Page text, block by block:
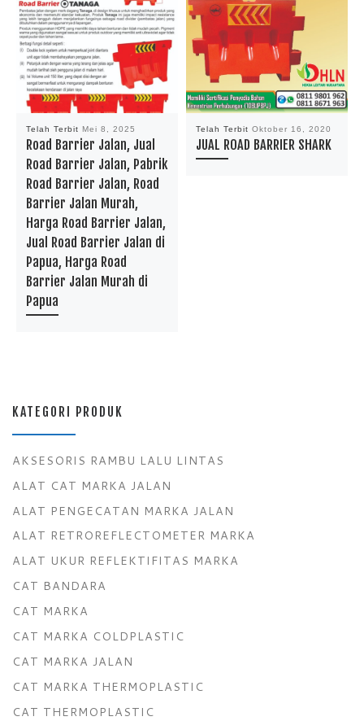
Telah Terbit Mei 8, 2025
Road Barrier Jalan, Jual
Road Barrier Jalan, Pabrik
Road Barrier Jalan, Road
Barrier Jalan Murah,
Harga Road Barrier Jalan,
Jual Road Barrier Jalan di
Papua, Harga Road
Barrier Jalan Murah di
Papua
Telah Terbit Oktober 16, 2020
JUAL ROAD BARRIER SHARK
KATEGORI PRODUK
AKSESORIS RAMBU LALU LINTAS
ALAT CAT MARKA JALAN
ALAT PENGECATAN MARKA JALAN
ALAT RETROREFLECTOMETER MARKA
ALAT UKUR REFLEKTIFITAS MARKA
CAT BANDARA
CAT MARKA
CAT MARKA COLDPLASTIC
CAT MARKA JALAN
CAT MARKA THERMOPLASTIC
CAT THERMOPLASTIC